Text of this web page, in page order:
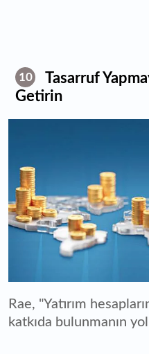
10
Tasarruf
Getirin
Rae, "Yatırım
katkıda bulunmanın